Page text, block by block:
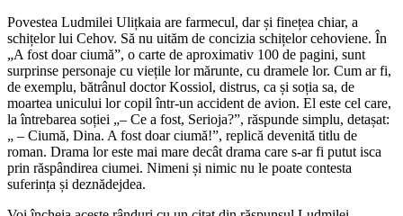
Povestea Ludmilei Ulițkaia are farmecul, dar și finețea chiar, a
schițelor lui Cehov. Să nu uităm de concizia schițelor cehoviene. În
„A fost doar ciumă”, o carte de aproximativ 100 de pagini, sunt
surprinse personaje cu viețile lor mărunte, cu dramele lor. Cum ar fi,
de exemplu, bătrânul doctor Kossiol, distrus, ca și soția sa, de
moartea unicului lor copil într-un accident de avion. El este cel care,
la întrebarea soției „– Ce a fost, Serioja?”, răspunde simplu, detașat:
„ – Ciumă, Dina. A fost doar ciumă!”, replică devenită titlu de
roman. Drama lor este mai mare decât drama care s-ar fi putut isca
prin răspândirea ciumei. Nimeni și nimic nu le poate contesta
suferința și deznădejdea.